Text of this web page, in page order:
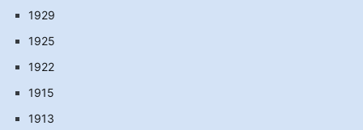
1929
1925
1922
1915
1913